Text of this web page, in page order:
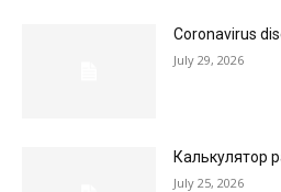
Coronavirus
July 29, 2026
Калькулятор
July 25, 2026